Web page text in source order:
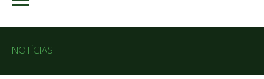
NOTÍCIAS